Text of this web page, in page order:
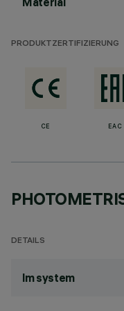
PRODUKTZERTIFIZIERUNG
CE EAC
DETAILS
lm system